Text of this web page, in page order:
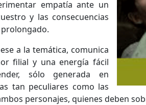
empatía ante un
y las consecuencias
a la temática, comunica
filial y una energía fácil
sólo generada en
tan peculiares como las
personajes, quienes deben